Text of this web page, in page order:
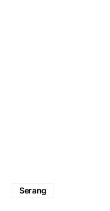
Serang